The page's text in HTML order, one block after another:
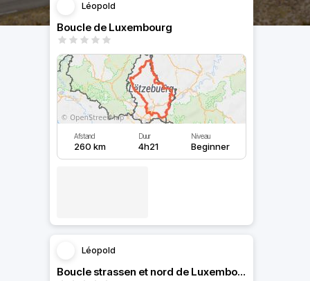
Léopold
Boucle de Luxembourg
Afstand
260 km
Duur
4h21
Niveau
Beginner
Léopold
Boucle strassen et nord de Luxembourg